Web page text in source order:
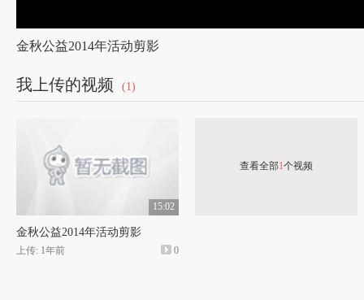
金秋公益2014年活动剪影
我上传的视频 (1)
15:02
金秋公益2014年活动剪影
上传: 1年前 0
查看全部1个视频